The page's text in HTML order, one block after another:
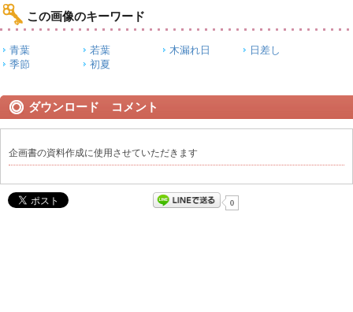
この画像のキーワード
青葉 若葉 木漏れ日
日差し
季節
初夏
ダウンロード コメント
企画書の資料作成に使用させていただきます
0